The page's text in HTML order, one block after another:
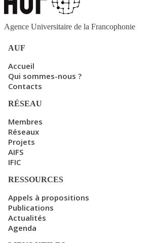
Agence Universitaire de la Francophonie
AUF
Accueil
Qui sommes-nous ?
Contacts
RÉSEAU
Membres
Réseaux
Projets
AIFS
IFIC
RESSOURCES
Appels à propositions
Publications
Actualités
Agenda